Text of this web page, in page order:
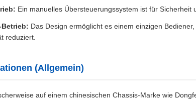
Ein manuelles Übersteuerungssystem ist für Sicherheit
Betrieb: Das Design ermöglicht es einem einzigen
reduziert.
(Allgemein)
auf einem chinesischen Chassis-Marke wie